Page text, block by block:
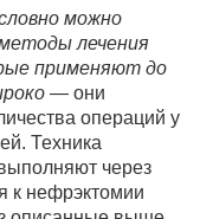
можно
лечения
применяют до
— они
операций у
Техника
через
к нефрэктомии